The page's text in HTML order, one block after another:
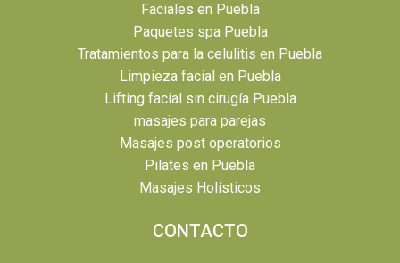
Faciales en Puebla
Paquetes spa Puebla
Tratamientos para la celulitis en Puebla
Limpieza facial en Puebla
Lifting facial sin cirugía Puebla
masajes para parejas
Masajes post operatorios
Pilates en Puebla
Masajes Holísticos
CONTACTO